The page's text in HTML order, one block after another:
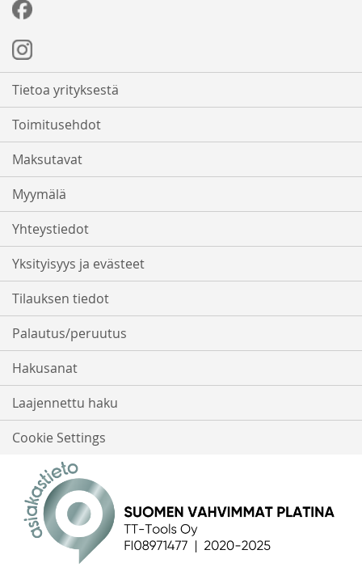
Tietoa yrityksestä
Toimitusehdot
Maksutavat
Myymälä
Yhteystiedot
Yksityisyys ja evästeet
Tilauksen tiedot
Palautus/peruutus
Hakusanat
Laajennettu haku
Cookie Settings